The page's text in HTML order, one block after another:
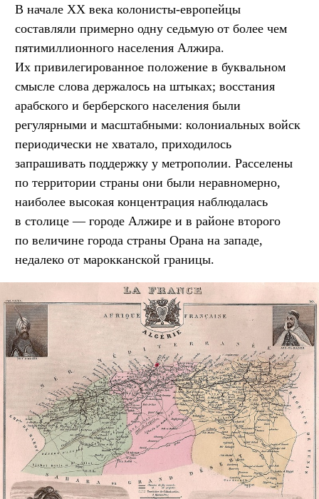
В начале XX века колонисты-европейцы
составляли примерно одну седьмую от более чем
пятимиллионного населения Алжира.
Их привилегированное положение в буквальном
смысле слова держалось на штыках; восстания
арабского и берберского населения были
регулярными и масштабными: колониальных войск
периодически не хватало, приходилось
запрашивать поддержку у метрополии. Расселены
по территории страны они были неравномерно,
наиболее высокая концентрация наблюдалась
в столице — городе Алжире и в районе второго
по величине города страны Орана на западе,
недалеко от марокканской границы.